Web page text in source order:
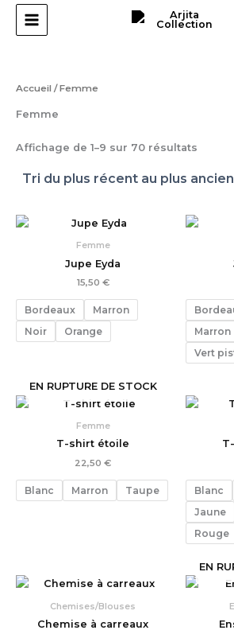
Aller
Accueil / Femme
Femme
Affichage de 1–9 sur 70 résultats
du
plus
Femme
Jupe Eyda
15,50 €
Bordeaux
Marron
Noir
Orange
Marron
Vert
EN RUPTURE DE STOCK
Femme
T-shirt étoile
22,50 €
Blanc Marron Taupe Blanc
Jaune
Rouge
Chemises/Blouses
Chemise à carreaux
EN